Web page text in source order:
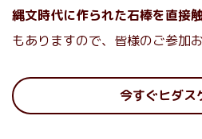
縄文時代に作られた石棒を直接
もありますので、皆様のご参加
今すぐヒダス